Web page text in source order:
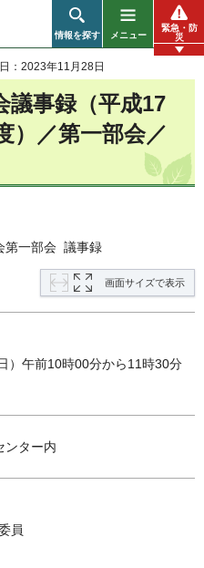
情報を探す メニュー
緊急・防
災
：2023年11月28日
議事録（平成17
）／第一部会／
第一部会 議事録
画面サイズで表示
）午前10時00分から11時30分
ンター内
員